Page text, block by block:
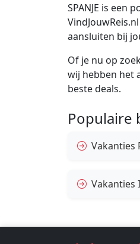
SPANJE is een
aansluiten bij
Of je nu op
wij hebben het
beste deals.
Populaire
Vakanties
Vakanties